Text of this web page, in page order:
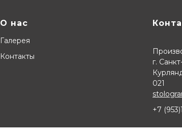
О нас
Галерея
Контакты
г.
021
+7 (9